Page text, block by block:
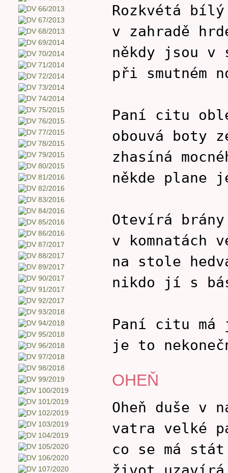
Rozkvétá
v zahradě
někdy jsou v
při smutném
Paní citu
obouvá boty
zhasíná
někde plane
Otevírá brány
v komnatách
na stole
nikdo jí s
Paní citu má
je to
OHEŇ
Oheň duše v
vatra velké
co se má